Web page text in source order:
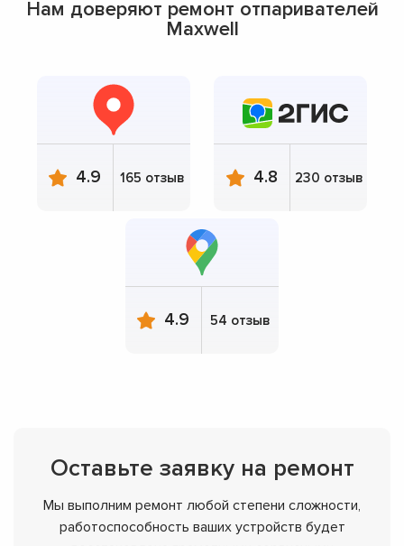
Нам доверяют ремонт отпаривателей
Maxwell
4.9 165 отзыв 4.8 230 отзыв
4.9 54 отзыв
Оставьте заявку на ремонт
Мы выполним ремонт любой степени сложности,
работоспособность ваших устройств будет